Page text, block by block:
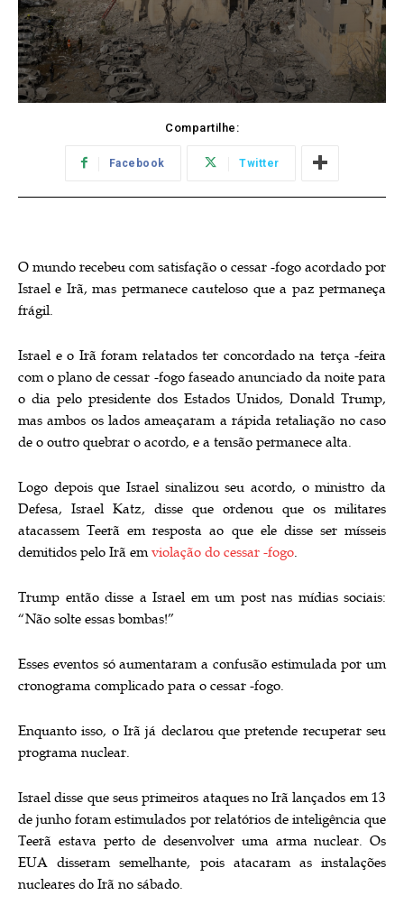
Compartilhe:
Facebook Twitter
O mundo recebeu com satisfação o cessar -fogo acordado por
Israel e Irã, mas permanece cauteloso que a paz permaneça
frágil.
Israel e o Irã foram relatados ter concordado na terça -feira
com o plano de cessar -fogo faseado anunciado da noite para
o dia pelo presidente dos Estados Unidos, Donald Trump,
mas ambos os lados ameaçaram a rápida retaliação no caso
de o outro quebrar o acordo, e a tensão permanece alta.
Logo depois que Israel sinalizou seu acordo, o ministro da
Defesa, Israel Katz, disse que ordenou que os militares
atacassem Teerã em resposta ao que ele disse ser mísseis
demitidos pelo Irã emviolação do cessar -fogo.
Trump então disse a Israel em um post nas mídias sociais:
“Não solte essas bombas!”
Esses eventos só aumentaram a confusão estimulada por um
cronograma complicado para o cessar -fogo.
Enquanto isso, o Irã já declarou que pretende recuperar seu
programa nuclear.
Israel disse que seus primeiros ataques no Irã lançados em 13
de junho foram estimulados por relatórios de inteligência que
Teerã estava perto de desenvolver uma arma nuclear. Os
EUA disseram semelhante, pois atacaram as instalações
nucleares do Irã no sábado.